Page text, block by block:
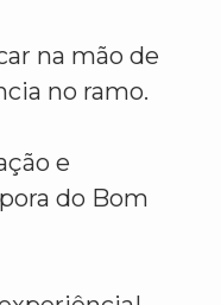
na mão de
no ramo.
e
do Bom